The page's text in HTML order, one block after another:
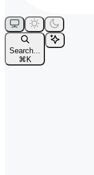
Search...
⌘ K